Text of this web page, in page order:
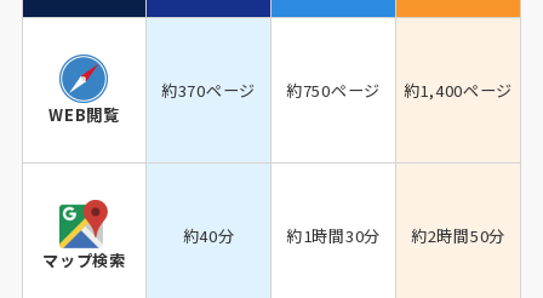
WEB閲覧
約370ページ 約750ページ 約1,400ページ
マップ検索
約40分 約1時間30分 約2時間50分